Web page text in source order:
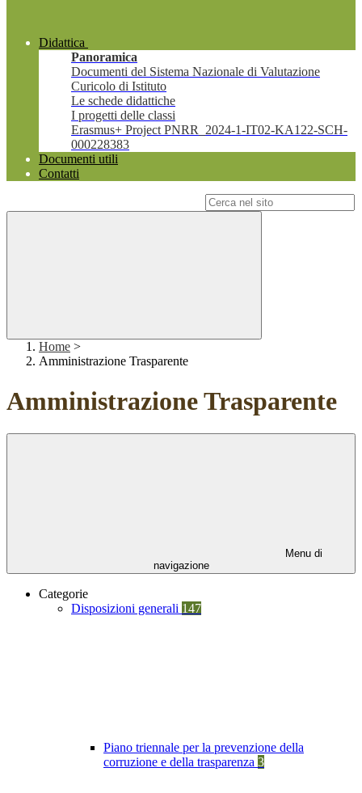
Didattica
Panoramica
Documenti del Sistema Nazionale di Valutazione
Curicolo di Istituto
Le schede didattiche
I progetti delle classi
Erasmus+ Project PNRR_2024-1-IT02-KA122-SCH-
000228383
Documenti utili
Contatti
Home >
Amministrazione Trasparente
Amministrazione Trasparente
Menu di
navigazione
Categorie
Disposizioni generali 147
Piano triennale per la prevenzione della
corruzione e della trasparenza 3